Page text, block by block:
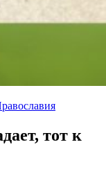
тот к